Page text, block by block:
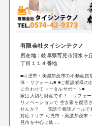
有限会社タイシンテクノ
所在地：岐阜県可児市清水ヶ
丁目１１４番地
■可児市・美濃加茂市の不動産買
体・リフォーム■ ■ご相談者様の
に合わせてトータルサポート■
家は大切な財産です！ リフォー
リノベーションで 空き家を復活
せんか？ 電話で相談メールで
対応エリア 可児市・美濃加茂市
見市を中心に岐 ...